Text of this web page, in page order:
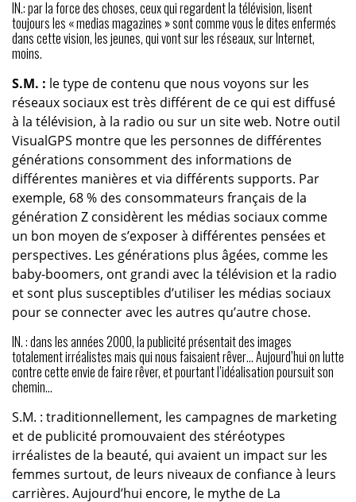
IN.: par la force des choses, ceux qui regardent la télévision, lisent
toujours les « medias magazines » sont comme vous le dites enfermés
dans cette vision, les jeunes, qui vont sur les réseaux, sur Internet,
moins.
S.M. : le type de contenu que nous voyons sur les
réseaux sociaux est très différent de ce qui est diffusé
à la télévision, à la radio ou sur un site web. Notre outil
VisualGPS montre que les personnes de différentes
générations consomment des informations de
différentes manières et via différents supports. Par
exemple, 68 % des consommateurs français de la
génération Z considèrent les médias sociaux comme
un bon moyen de s’exposer à différentes pensées et
perspectives. Les générations plus âgées, comme les
baby-boomers, ont grandi avec la télévision et la radio
et sont plus susceptibles d’utiliser les médias sociaux
pour se connecter avec les autres qu’autre chose.
IN. : dans les années 2000, la publicité présentait des images
totalement irréalistes mais qui nous faisaient rêver… Aujourd’hui on lutte
contre cette envie de faire rêver, et pourtant l’idéalisation poursuit son
chemin…
S.M. : traditionnellement, les campagnes de marketing
et de publicité promouvaient des stéréotypes
irréalistes de la beauté, qui avaient un impact sur les
femmes surtout, de leurs niveaux de confiance à leurs
carrières. Aujourd’hui encore, le mythe de La